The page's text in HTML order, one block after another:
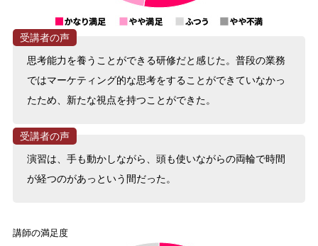
思考能力を養うことができる研修だと感じた。普段の業務
ではマーケティング的な思考をすることができていなかっ
たため、新たな視点を持つことができた。
演習は、手も動かしながら、頭も使いながらの両輪で時間
が経つのがあっという間だった。
講師の満足度